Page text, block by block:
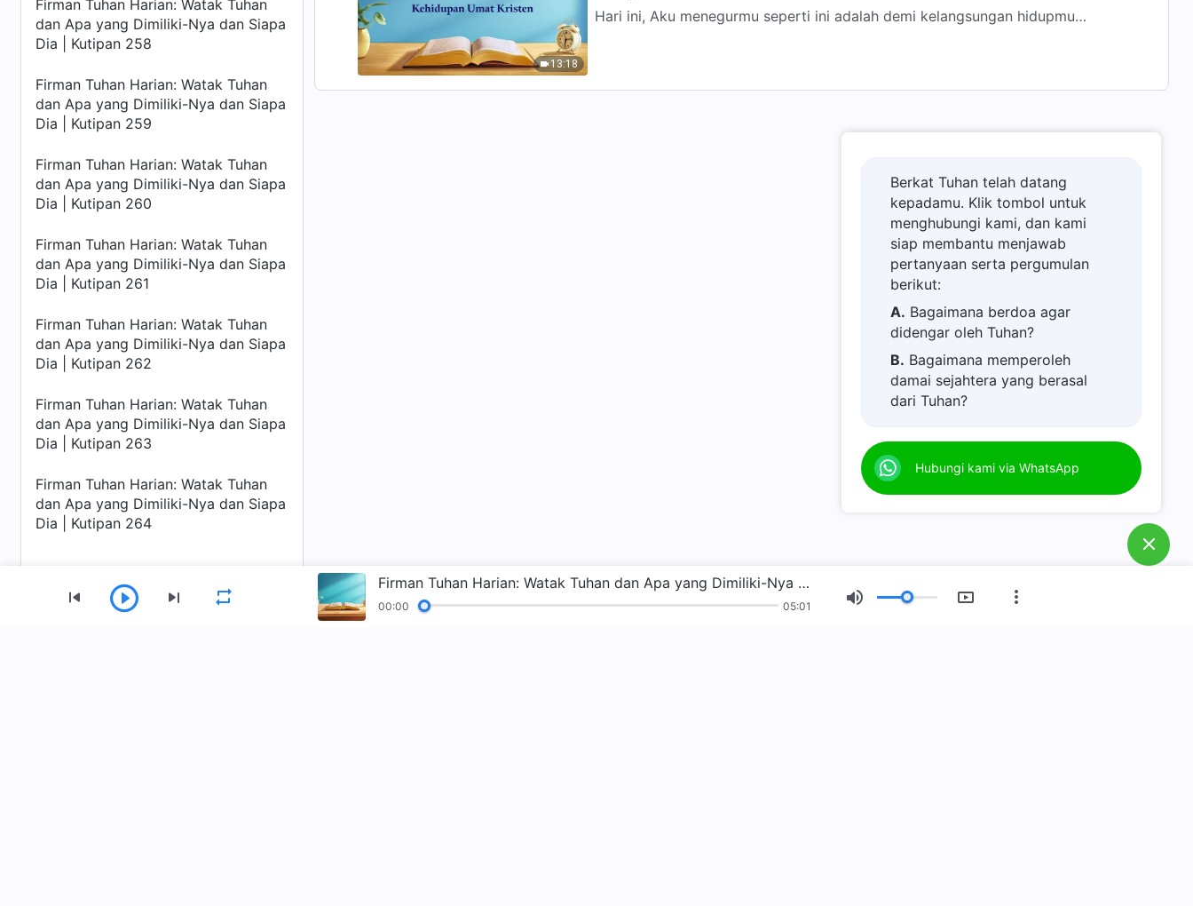
Firman Tuhan Harian: Watak Tuhan
dan Apa yang Dimiliki-Nya dan Siapa
Dia | Kutipan 258
Firman Tuhan Harian: Watak Tuhan
dan Apa yang Dimiliki-Nya dan Siapa
Dia | Kutipan 259
Firman Tuhan Harian: Watak Tuhan
dan Apa yang Dimiliki-Nya dan Siapa
Dia | Kutipan 260
Firman Tuhan Harian: Watak Tuhan
dan Apa yang Dimiliki-Nya dan Siapa
Dia | Kutipan 261
Firman Tuhan Harian: Watak Tuhan
dan Apa yang Dimiliki-Nya dan Siapa
Dia | Kutipan 262
Firman Tuhan Harian: Watak Tuhan
dan Apa yang Dimiliki-Nya dan Siapa
Dia | Kutipan 263
Firman Tuhan Harian: Watak Tuhan
dan Apa yang Dimiliki-Nya dan Siapa
Dia | Kutipan 264
13:18
Hari ini, Aku menegurmu seperti ini adalah demi kelangsungan hidupmu
Berkat Tuhan telah datang
kepadamu. Klik tombol untuk
menghubungi kami, dan kami
siap membantu menjawab
pertanyaan serta pergumulan
berikut:
A. Bagaimana berdoa agar
didengar oleh Tuhan?
B. Bagaimana memperoleh
damai sejahtera yang berasal
dari Tuhan?
D.
Belajar firman Tuhan dan
semakin dekat kepada Tuhan.
F.Bagaimana melepaskan diri
Hubungi kami via WhatsApp
Firman Tuhan Harian: Watak Tuhan dan Apa yang Dimiliki-Nya dan Siapa Dia | Kutipan 238
00:00 05:01